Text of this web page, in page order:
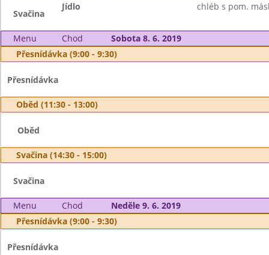
Svačina
Jídlo chléb s pom.
Menu Chod
Sobota 8. 6. 2019
Přesnídávka (9:00 - 9:30)
Přesnídávka
Oběd (11:30 - 13:00)
Oběd
Svačina (14:30 - 15:00)
Svačina
Menu Chod
Neděle 9. 6. 2019
Přesnídávka (9:00 - 9:30)
Přesnídávka